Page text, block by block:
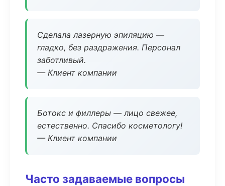
Сделала лазерную эпиляцию —
гладко, без раздражения. Персонал
заботливый.
— Клиент компании
Ботокс и филлеры — лицо свежее,
естественно. Спасибо косметологу!
— Клиент компании
Часто задаваемые вопросы